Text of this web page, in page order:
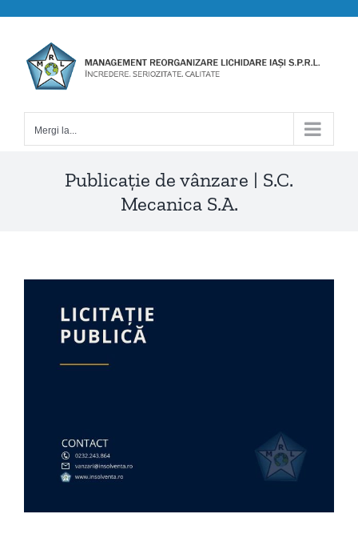
content
Mergi la...
Publicație de vânzare | S.C.
Mecanica S.A.
Larger